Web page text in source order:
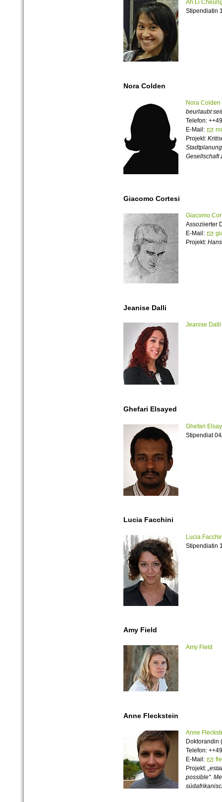
Ah Li
Stipendiatin
Nora Colden
Nora Colden
beurlaubt
Telefon:
E-Mail:
Projekt:
Gesellschaft
Giacomo Cortesi
Giacomo
Assoziierter
E-Mail:
Projekt:
Jeanise Dalli
Jeanise Dalli
Ghefari Elsayed
Ghefari
Stipendiat
Lucia Facchini
Lucia
Stipendiatin
Amy Field
Amy Field
Anne Fleckstein
Anne
Doktorandin
Telefon:
E-Mail:
Projekt:
possible".